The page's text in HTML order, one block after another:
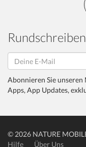
Rundschreiben
Abonnieren Sie
Apps, App Updates,
© 2026 NATURE
Hilfe
Über Uns